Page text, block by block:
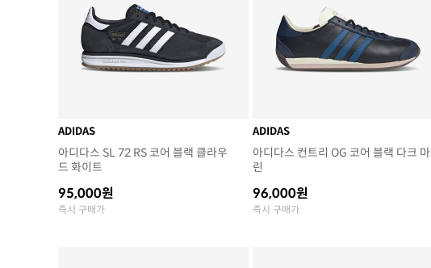
ADIDAS
아디다스 SL 72 RS 코어 블랙 클라우
드 화이트
95,000원
즉시 구매가
ADIDAS
아디다스 컨트리 OG 코어 블랙 다크 마
린
96,000원
즉시 구매가